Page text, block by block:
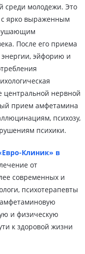
среди молодежи. Это
с ярко выраженным
После его приема
эйфорию и
нервной
прием амфетамина
психозу,
психики.
Клиник» в
от
современных и
психотерапевты
и физическую
к здоровой жизни